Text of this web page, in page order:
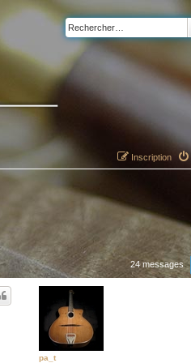
Inscription
24 messages
pa_t